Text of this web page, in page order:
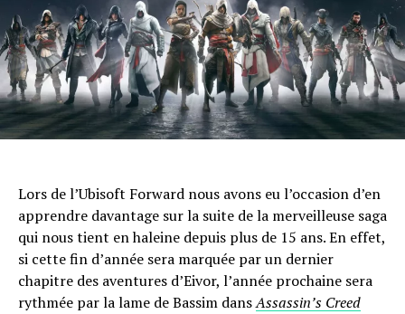
Lors de l’Ubisoft Forward nous avons eu l’occasion d’en
apprendre davantage sur la suite de la merveilleuse saga
qui nous tient en haleine depuis plus de 15 ans. En effet,
si cette fin d’année sera marquée par un dernier
chapitre des aventures d’Eivor, l’année prochaine sera
rythmée par la lame de Bassim dansAssassin’s Creed